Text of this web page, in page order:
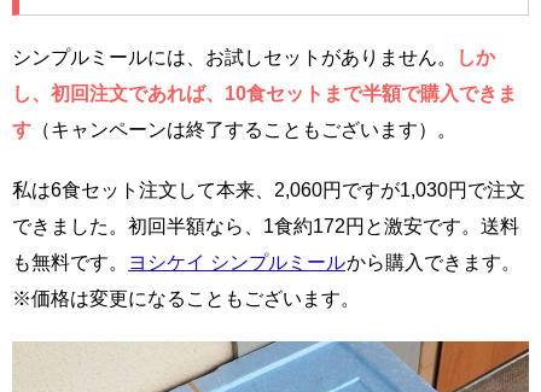
シンプルミールには、お試しセットがありません。
しか
し、初回注文であれば、10食セットまで半額で購入できま
す （キャンペーンは終了することもございます）。
私は6食セット注文して本来、2,060円ですが1,030円で注文
できました。初回半額なら、1食約172円と激安です。送料
も無料です。
ヨシケイ シンプルミールから購入できます。
※価格は変更になることもございます。